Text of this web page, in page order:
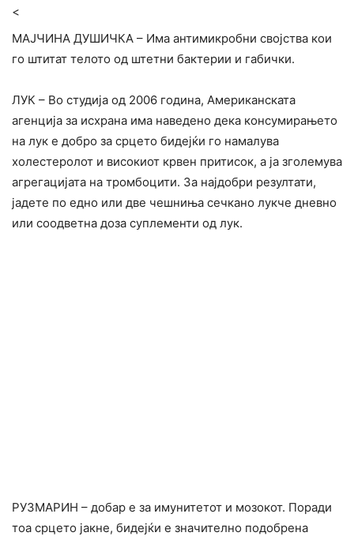
<
МАЈЧИНА ДУШИЧКА – Има антимикробни својства кои
го штитат телото од штетни бактерии и габички.
ЛУК – Во студија од 2006 година, Американската
агенција за исхрана има наведено дека консумирањето
на лук е добро за срцето бидејќи го намалува
холестеролот и високиот крвен притисок, а ја зголемува
агрегацијата на тромбоцити. За најдобри резултати,
јадете по едно или две чешниња сечкано лукче дневно
или соодветна доза суплементи од лук.
РУЗМАРИН – добар е за имунитетот и мозокот. Поради
тоа срцето јакне, бидејќи е значително подобрена